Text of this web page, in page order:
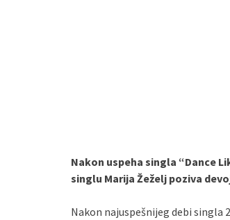
Nakon uspeha singla “Dance
singlu Marija Žeželj poziva
Nakon najuspešnijeg debi singla